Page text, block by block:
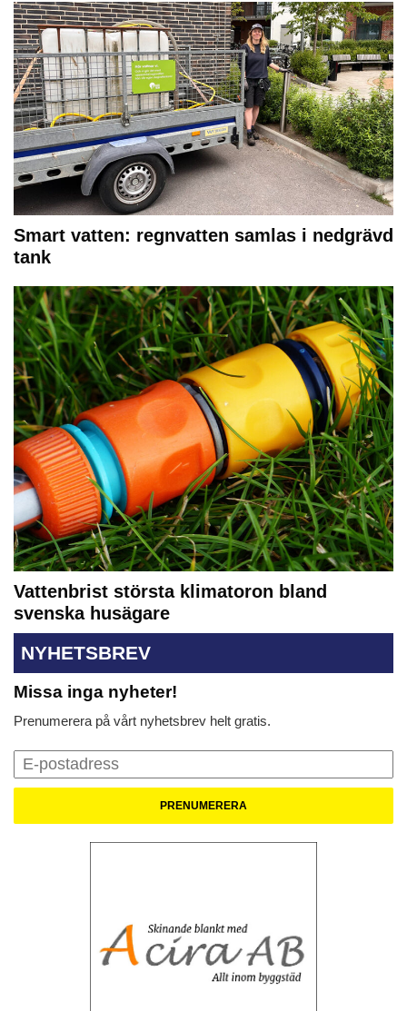
Smart vatten: regnvatten samlas i nedgrävd
tank
Vattenbrist största klimatoron bland
svenska husägare
NYHETSBREV
Missa inga nyheter!
Prenumerera på vårt nyhetsbrev helt gratis.